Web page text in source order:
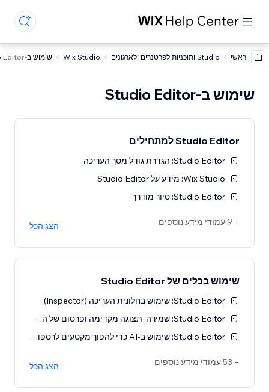
ראשי Studio ותוכניות לפרטנרים ולארגונים Wix Studio שימוש ב-Studio Editor
שימוש ב-Studio Editor
Studio Editor למתחילים
Studio Editor: הגדרת גודל מסך העריכה
Wix Studio: מידע על Studio Editor
Studio Editor: סיור מודרך
+ 9 עמודי מידע נוספים הצג הכל
שימוש בכלים של Studio Editor
Studio Editor: שימוש בחלונית העריכה (Inspector)
Studio Editor: שמירה, תצוגה מקדימה ופרסום של האתר (Publish)
Studio Editor: שימוש ב-AI כדי להפוך מקטעים לרספונסיביים
+ 53 עמודי מידע נוספים הצג הכל